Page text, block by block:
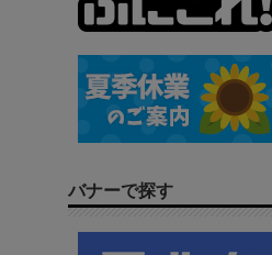
バナーで探す